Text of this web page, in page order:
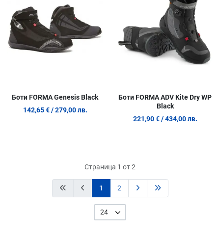
Боти FORMA Genesis Black
142,65 € / 279,00 лв.
Боти FORMA ADV Kite Dry WP
Black
221,90 € / 434,00 лв.
Страница 1 от 2
1 2
24